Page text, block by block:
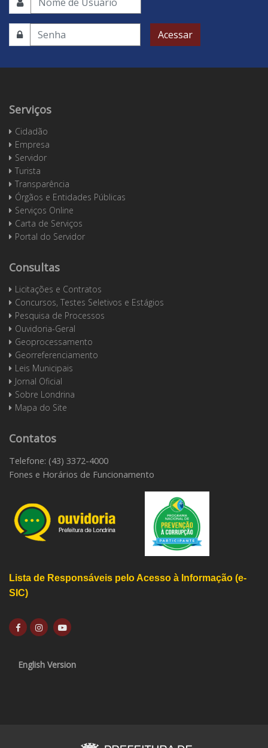
Acessar
Serviços
Cidadão
Empresa
Servidor
Turista
Transparência
Órgãos e Entidades Públicas
Serviços Online
Carta de Serviços
Portal do Servidor
Consultas
Licitações e Contratos
Concursos, Testes Seletivos e Estágios
Pesquisa de Processos
Ouvidoria-Geral
Geoprocessamento
Georreferenciamento
Leis Municipais
Jornal Oficial
Sobre Londrina
Mapa do Site
Contatos
Telefone: (43) 3372-4000
Fones e Horários de Funcionamento
Lista de Responsáveis pelo Acesso à Informação (e-
SIC)
English Version